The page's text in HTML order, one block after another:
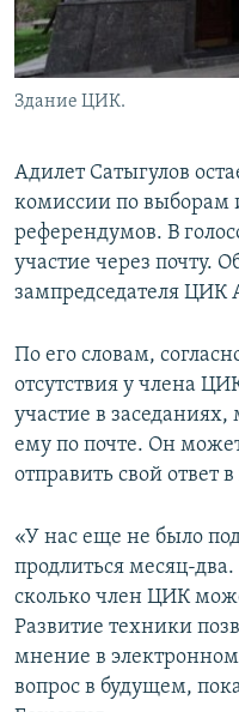
Здание ЦИК.
Адилет Сатыгулов
комиссии по выборам
референдумов. В
участие через почту.
зампредседателя
По его словам,
отсутствия у члена
участие в
ему по почте. Он
отправить свой ответ
«У нас еще не было
продлиться месяц-
сколько член ЦИК
Развитие техники
мнение в
вопрос в будущем,